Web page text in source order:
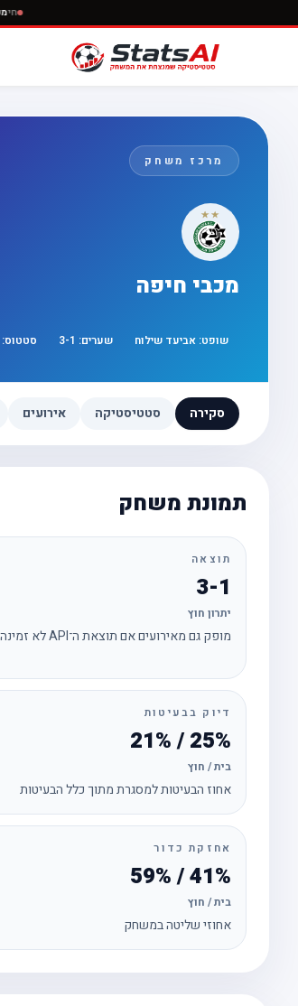
מרכז משחק
מכבי חיפה
שופט: אביעד שילוח שערים: 3-1 סטטוס:
סקירה סטטיסטיקה אירועים
תמונת משחק
תוצאה
3-1
יתרון חוץ
מופק גם מאירועים אם תוצאת ה־API לא זמינה
דיוק בבעיטות
25% / 21%
בית / חוץ
אחוז הבעיטות למסגרת מתוך כלל הבעיטות
אחזקת כדור
41% / 59%
בית / חוץ
אחוזי שליטה במשחק